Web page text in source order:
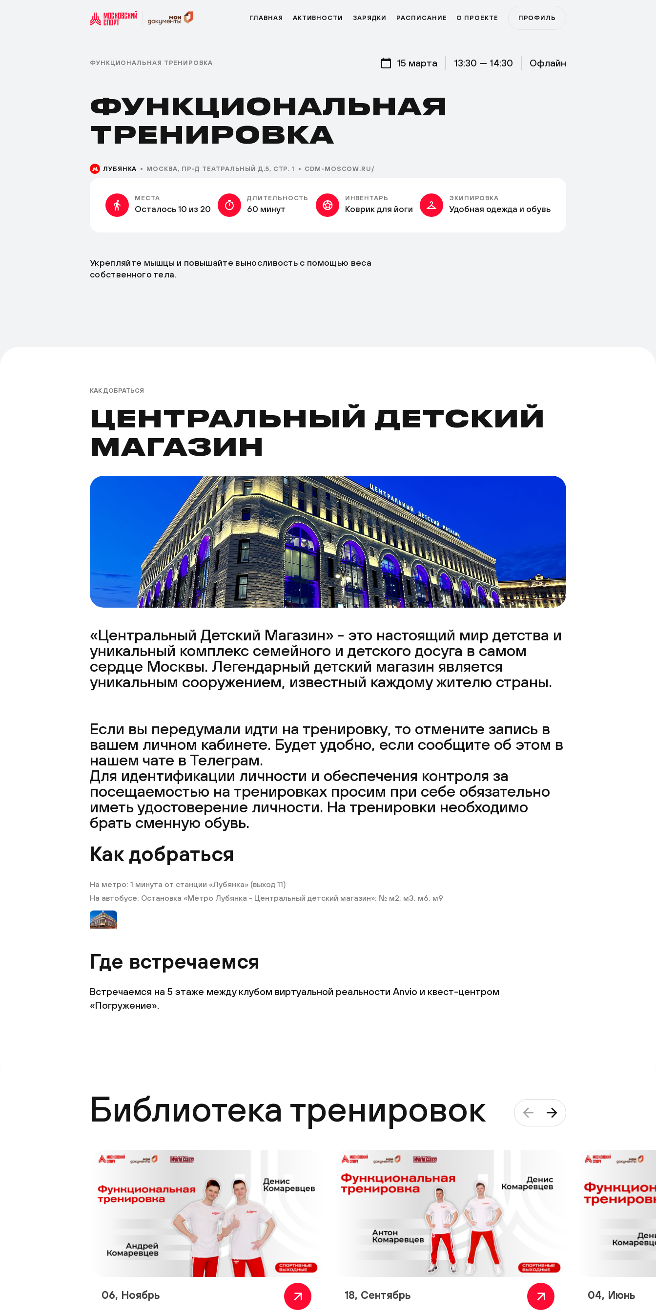
ГЛАВНАЯ АКТИВНОСТИ ЗАРЯДКИ РАСПИСАНИЕ О ПРОЕКТЕ ПРОФИЛЬ
ФУНКЦИОНАЛЬНАЯ ТРЕНИРОВКА 15 марта 13:30 — 14:30 Офлайн
ФУНКЦИОНАЛЬНАЯ
ТРЕНИРОВКА
ЛУБЯНКА МОСКВА, ПР-Д ТЕАТРАЛЬНЫЙ Д.5, СТР. 1 CDM-MOSCOW.RU/
МЕСТА
Осталось 10 из 20
ДЛИТЕЛЬНОСТЬ
60 минут
ИНВЕНТАРЬ
Коврик для йоги
ЭКИПИРОВКА
Удобная одежда и обувь
Укрепляйте мышцы и повышайте выносливость с помощью веса
собственного тела.
КАК ДОБРАТЬСЯ
ЦЕНТРАЛЬНЫЙ ДЕТСКИЙ
МАГАЗИН
«Центральный Детский Магазин» - это настоящий мир детства и
уникальный комплекс семейного и детского досуга в самом
сердце Москвы. Легендарный детский магазин является
уникальным сооружением, известный каждому жителю страны.
Если вы передумали идти на тренировку, то отмените запись в
вашем личном кабинете. Будет удобно, если сообщите об этом в
нашем чате в Телеграм.
Для идентификации личности и обеспечения контроля за
посещаемостью на тренировках просим при себе обязательно
иметь удостоверение личности. На тренировки необходимо
брать сменную обувь.
Как добраться
На метро: 1 минута от станции «Лубянка» (выход 11)
На автобусе: Остановка «Метро Лубянка - Центральный детский магазин»: № м2, м3, м6, м9
Где встречаемся
Встречаемся на 5 этаже между клубом виртуальной реальности Anvio и квест-центром
«Погружение».
Библиотека тренировок
06, Ноябрь 18, Сентябрь 04, Июнь